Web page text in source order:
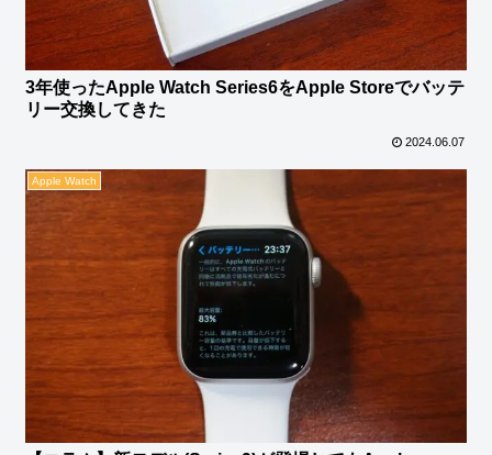
3年使ったApple Watch Series6をApple Storeでバッテ
リー交換してきた
2024.06.07
Apple Watch